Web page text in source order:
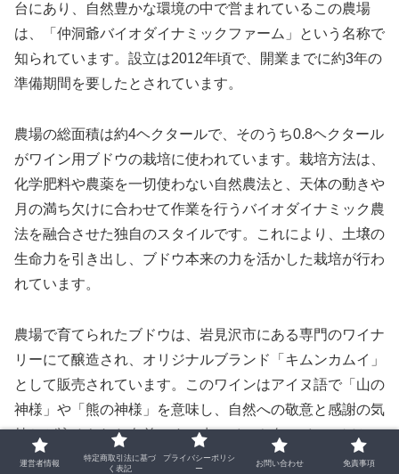
台にあり、自然豊かな環境の中で営まれているこの農場
は、「仲洞爺バイオダイナミックファーム」という名称で
知られています。設立は2012年頃で、開業までに約3年の
準備期間を要したとされています。
農場の総面積は約4ヘクタールで、そのうち0.8ヘクタール
がワイン用ブドウの栽培に使われています。栽培方法は、
化学肥料や農薬を一切使わない自然農法と、天体の動きや
月の満ち欠けに合わせて作業を行うバイオダイナミック農
法を融合させた独自のスタイルです。これにより、土壌の
生命力を引き出し、ブドウ本来の力を活かした栽培が行わ
れています。
農場で育てられたブドウは、岩見沢市にある専門のワイナ
リーにて醸造され、オリジナルブランド「キムンカムイ」
として販売されています。このワインはアイヌ語で「山の
神様」や「熊の神様」を意味し、自然への敬意と感謝の気
持ちが込められた名前です。赤ワインや白ワインのほか、
自然栽培によるブドウジュースも製造されており、地元の
運営者情報
特定商取引法に基づ
く表記
プライバシーポリシ
ー
お問い合わせ 免責事項